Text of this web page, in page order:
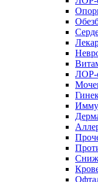
ЛОР-